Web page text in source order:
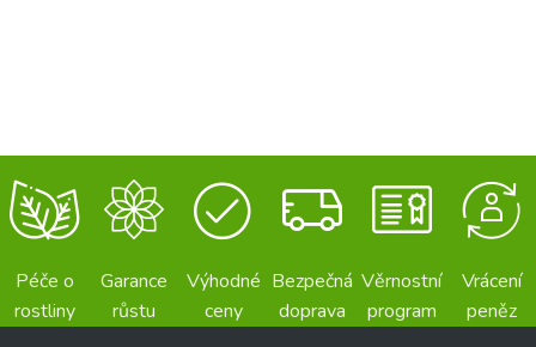
Péče o
rostliny
Garance
růstu
Výhodné
ceny
Bezpečná
doprava
Věrnostní
program
Vrácení
peněz